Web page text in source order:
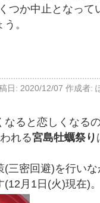
つか中止となって
。
日: 2020/12/07 作成者:
なると恋しくなる
れる宮島牡蠣祭り
(三密回避)を行い
(12月1日(火)現在)